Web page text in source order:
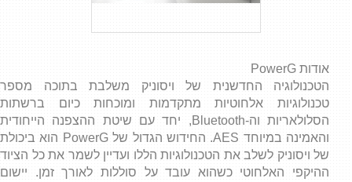
מצלמות אבטחה לעסק
אזעקה לעסק
מערכת אזעקה
אודות PowerG
הטכנולוגיה החדשנית של ויסוניק משלבת בתוכה מספר
טכנולוגיות אלחוטיות מתקדמות ומוכחות כיום ברשתות
הסלולאריות וה-Bluetooth, יחד עם שיטת ההצפנה הייחודית
והאמינה במיוחד AES. החידוש הגדול של PowerG הוא ביכולת
של ויסוניק לשלב את הטכנולוגיות הללו ועדיין לשמר את כל הציוד
ההיקפי האלחוטי כשהוא עובד על סוללות לאורך זמן. יישום